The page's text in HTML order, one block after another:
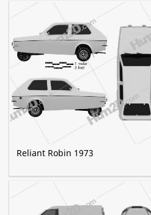
Reliant Robin 1973